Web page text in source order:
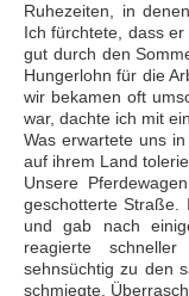
Ruhezeiten, in
Ich fürchtete, dass
gut durch den
Hungerlohn für die
wir bekamen oft
war, dachte ich mit
Was erwartete uns
auf ihrem Land
Unsere
geschotterte Straße.
und gab nach
reagierte
sehnsüchtig zu den
schmiegte.